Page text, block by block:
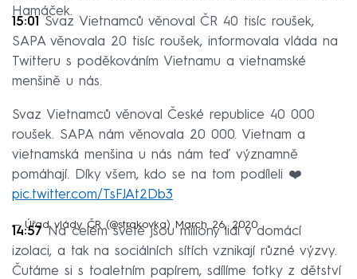
Hamáček.
15:01
Svaz Vietnamců věnoval ČR 40 tisíc roušek,
SAPA věnovala 20 tisíc roušek, informovala vláda na
Twitteru s poděkováním Vietnamu a vietnamské
menšině u nás.
Svaz Vietnamců věnoval České republice 40 000
roušek. SAPA nám věnovala 20 000. Vietnam a
vietnamská menšina u nás nám teď významně
pomáhají. Díky všem, kdo se na tom podíleli ❤️
pic.twitter.com/TsFJAt2Db3
— Úřad vlády ČR (@strakovka) March 26, 2020
14:57Na celém světě jsou miliony lidí v domácí
izolaci, a tak na sociálních sítích vznikají různé výzvy.
Čutáme si s toaletním papírem, sdílíme fotky z dětství